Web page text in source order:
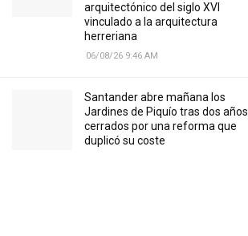
arquitectónico del siglo XVI
vinculado a la arquitectura
herreriana
06/08/26 9:46 AM
Santander abre mañana los
Jardines de Piquío tras dos años
cerrados por una reforma que
duplicó su coste